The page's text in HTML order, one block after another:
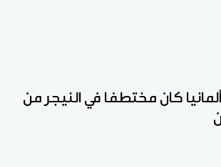
كان مختطفا في النيجر من